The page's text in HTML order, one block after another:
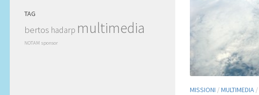
MISSIONI /MULTIMEDIA /
TAG
bertos hadarp multimedia
NOTAM sponsor